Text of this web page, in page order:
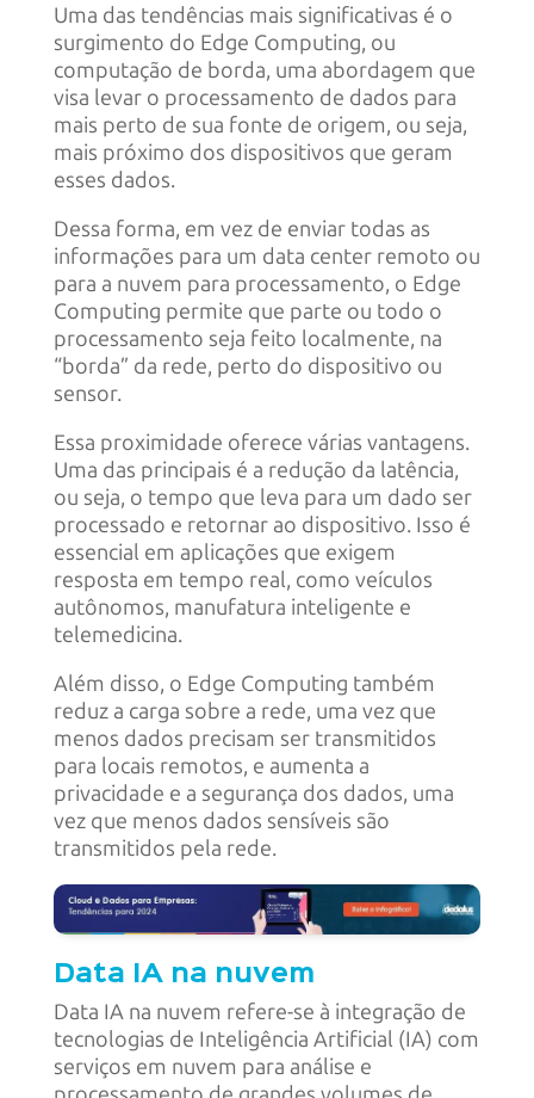
Uma das tendências mais significativas é o
surgimento do Edge Computing, ou
computação de borda, uma abordagem que
visa levar o processamento de dados para
mais perto de sua fonte de origem, ou seja,
mais próximo dos dispositivos que geram
esses dados.
Dessa forma, em vez de enviar todas as
informações para um data center remoto ou
para a nuvem para processamento, o Edge
Computing permite que parte ou todo o
processamento seja feito localmente, na
“borda” da rede, perto do dispositivo ou
sensor.
Essa proximidade oferece várias vantagens.
Uma das principais é a redução da latência,
ou seja, o tempo que leva para um dado ser
processado e retornar ao dispositivo. Isso é
essencial em aplicações que exigem
resposta em tempo real, como veículos
autônomos, manufatura inteligente e
telemedicina.
Além disso, o Edge Computing também
reduz a carga sobre a rede, uma vez que
menos dados precisam ser transmitidos
para locais remotos, e aumenta a
privacidade e a segurança dos dados, uma
vez que menos dados sensíveis são
transmitidos pela rede.
Data IA na nuvem
Data IA na nuvem refere-se à integração de
tecnologias de Inteligência Artificial (IA) com
serviços em nuvem para análise e